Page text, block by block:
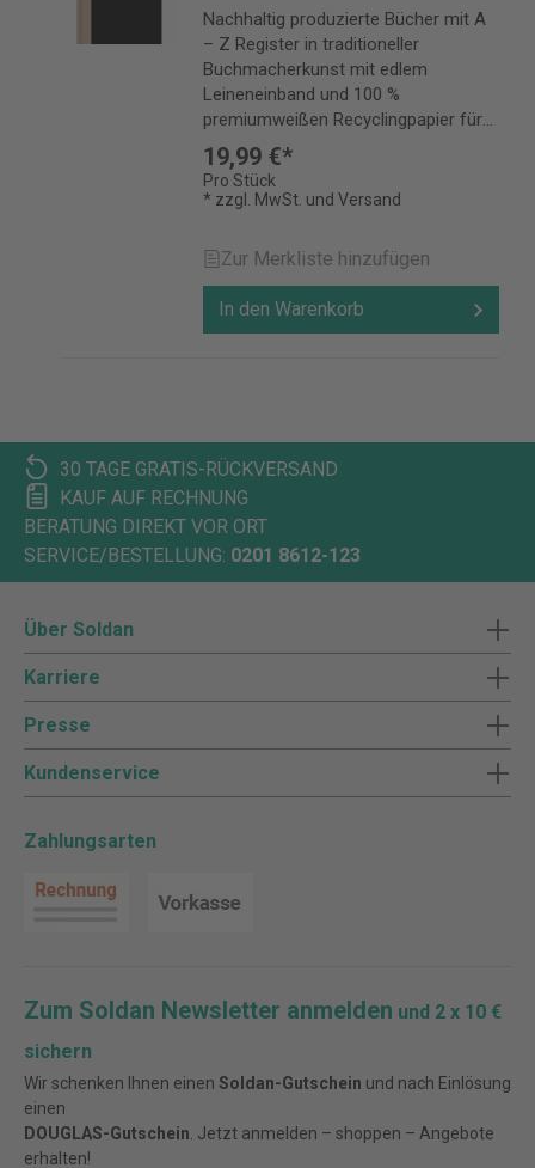
Nachhaltig produzierte Bücher mit A
– Z Register in traditioneller
Buchmacherkunst mit edlem
Leineneinband und 100 %
premiumweißen Recyclingpapier für
alle, die ihre handschriftlichen Notizen
für lange Zeit sicher aufbewahren
möchten.
19,99 €*
Pro Stück
* zzgl. MwSt. und Versand
Zur Merkliste hinzufügen
In den Warenkorb
30 TAGE GRATIS-RÜCKVERSAND
KAUF AUF RECHNUNG
BERATUNG DIREKT VOR ORT
SERVICE/BESTELLUNG: 0201 8612-123
Über Soldan
Karriere
Presse
Kundenservice
Zahlungsarten
Zum Soldan Newsletter anmelden und 2 x 10 €
sichern
Wir schenken Ihnen einen Soldan-Gutschein und nach Einlösung
einen
DOUGLAS-Gutschein . Jetzt anmelden – shoppen – Angebote
erhalten!